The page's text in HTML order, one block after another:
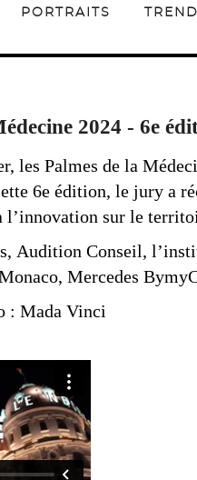
PORTRAITS
2024 - 6e
les Palmes de la
6e édition, le jury a
l’innovation sur le
Audition Conseil,
Mercedes
: Mada Vinci